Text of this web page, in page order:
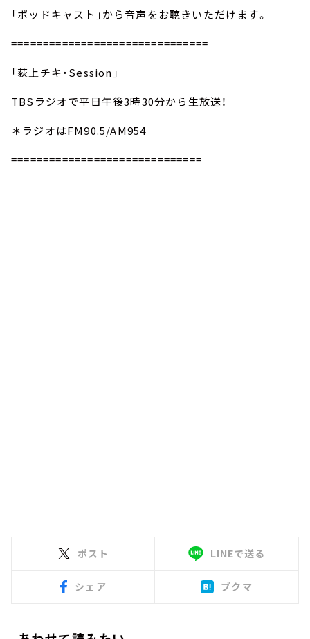
「ポッドキャスト」から音声をお聴きいただけます。
===============================
「荻上チキ・Session」
TBSラジオで平日午後3時30分から生放送！
＊ラジオはFM90.5/AM954
==============================
ポスト LINEで送る
シェア ブクマ